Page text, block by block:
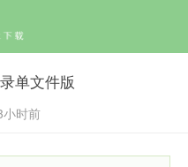
单文件版
小时前